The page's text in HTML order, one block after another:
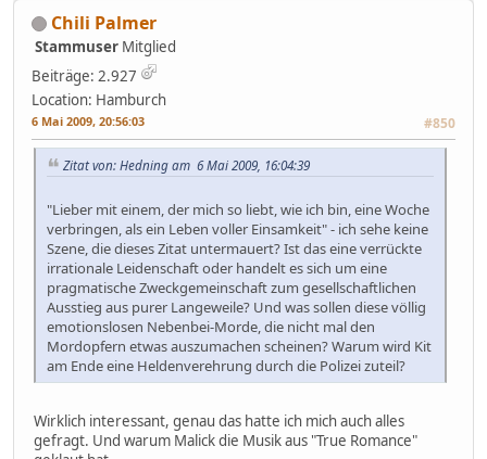
Chili Palmer
Stammuser Mitglied
Beiträge: 2.927
Location: Hamburch
6 Mai 2009, 20:56:03 #850
Zitat von: Hedning am 6 Mai 2009, 16:04:39
"Lieber mit einem, der mich so liebt, wie ich bin, eine Woche
verbringen, als ein Leben voller Einsamkeit" - ich sehe keine
Szene, die dieses Zitat untermauert? Ist das eine verrückte
irrationale Leidenschaft oder handelt es sich um eine
pragmatische Zweckgemeinschaft zum gesellschaftlichen
Ausstieg aus purer Langeweile? Und was sollen diese völlig
emotionslosen Nebenbei-Morde, die nicht mal den
Mordopfern etwas auszumachen scheinen? Warum wird Kit
am Ende eine Heldenverehrung durch die Polizei zuteil?
Wirklich interessant, genau das hatte ich mich auch alles
gefragt. Und warum Malick die Musik aus "True Romance"